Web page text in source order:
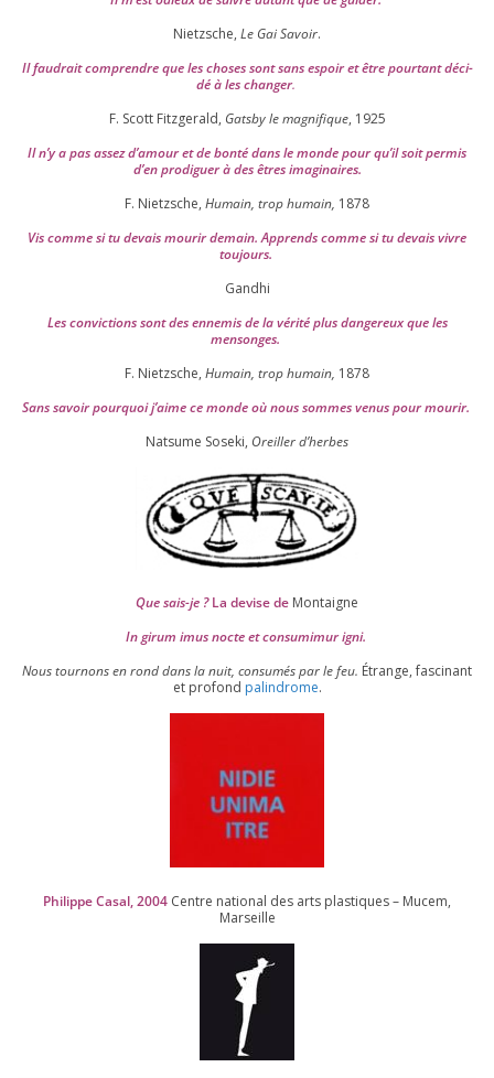
Nietzsche, Le Gai Savoir.
Il fau­drait com­prendre que les choses sont sans espoir et être pour­tant déci­
dé à les chan­ger.
F. Scott Fitzgerald, Gatsby le magni­fique, 1925
Il n’y a pas assez d’a­mour et de bon­té dans le monde pour qu’il soit per­mis
d’en pro­di­guer à des êtres imaginaires.
F. Nietzsche, Humain, trop humain, 1878
Vis comme si tu devais mou­rir demain. Apprends comme si tu devais vivre
toujours.
Gandhi
Les convic­tions sont des enne­mis de la véri­té plus dan­ge­reux que les
mensonges.
F. Nietzsche, Humain, trop humain, 1878
Sans savoir pour­quoi j’aime ce monde où nous sommes venus pour mourir.
Natsume Soseki, Oreiller d’herbes
Que sais-je ?La devise de Montaigne
In girum imus nocte et consu­mi­mur igni.
Nous tour­nons en rond dans la nuit, consu­més par le feu. Étrange, fas­ci­nant
et pro­fond palin­drome.
Philippe Casal,2004 Centre natio­nal des arts plas­tiques – Mucem,
Marseille